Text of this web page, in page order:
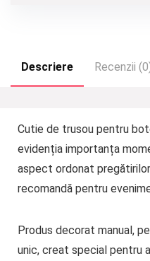
Descriere Recenzii
Cutie de trusou pentru
evidenția importanța
aspect ordonat
recomandă pentru
Produs decorat manual,
unic, creat special pentru